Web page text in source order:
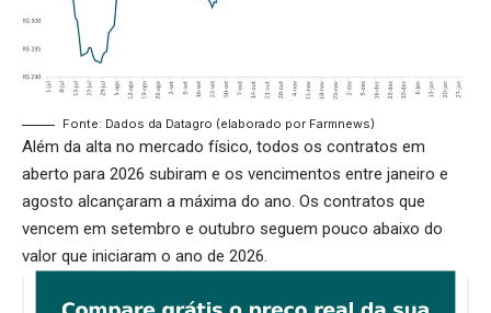
Fonte: Dados da Datagro (elaborado por Farmnews)
Além da alta no mercado físico, todos os contratos em
aberto para 2026 subiram e os vencimentos entre janeiro e
agosto alcançaram a máxima do ano. Os contratos que
vencem em setembro e outubro seguem pouco abaixo do
valor que iniciaram o ano de 2026.